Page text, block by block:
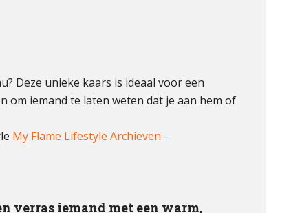
Deze unieke kaars is ideaal voor een
om iemand te laten weten dat je aan hem of
My Flame Lifestyle Archieven –
verras iemand met een warm,